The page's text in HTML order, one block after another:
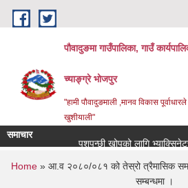
Skip to main content
पौवादुङमा गाउँपालिका, गाउँ
च्याङ्ग्रे भोजपुर
"हामी पौवादुङमाली ,मानव विकास
खुशीयाली"
समाचार
पशुपन्छी खोपको लागि भ्याक्सिनेटर
You are here
Home » आ.व २०८०/०८१ को तेस्रो त्रैमासिक
सम्बन्धमा ।